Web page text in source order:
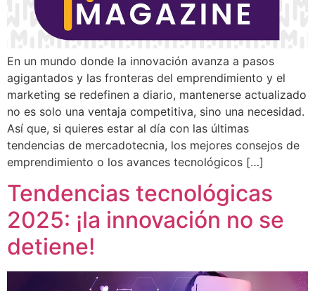
En un mundo donde la innovación avanza a pasos
agigantados y las fronteras del emprendimiento y el
marketing se redefinen a diario, mantenerse actualizado
no es solo una ventaja competitiva, sino una necesidad.
Así que, si quieres estar al día con las últimas
tendencias de mercadotecnia, los mejores consejos de
emprendimiento o los avances tecnológicos […]
Tendencias tecnológicas
2025: ¡la innovación no se
detiene!